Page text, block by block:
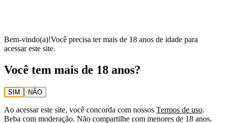
Bem-vindo(a)!Você precisa ter mais de 18 anos de idade para
acessar este site.
Você tem mais de 18 anos?
SIM NÃO
Ao acessar este site, você concorda com nossos Termos de uso.
Beba com moderação. Não compartilhe com menores de 18 anos.